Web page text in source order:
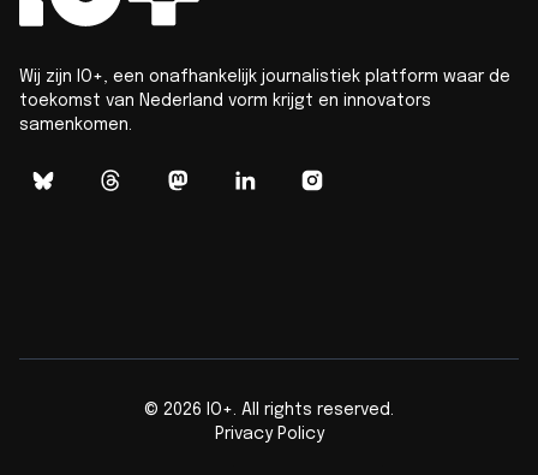
Wij zijn IO+, een onafhankelijk journalistiek platform waar de
toekomst van Nederland vorm krijgt en innovators
samenkomen.
© 2026 IO+. All rights reserved.
Privacy Policy